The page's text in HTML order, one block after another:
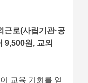
근로(사립기관·공
9,500원, 교외
교육 기회를 얻